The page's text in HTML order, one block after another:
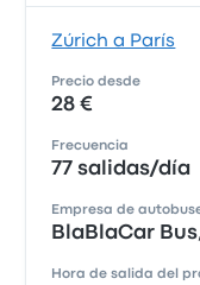
Zúrich a París
Precio desde
28 €
Frecuencia
77 salidas/día
Empresa de
BlaBlaCar
Hora de salida del